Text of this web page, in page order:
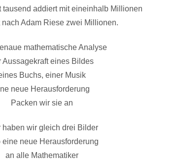
tausend addiert mit eineinhalb Millionen
nach Adam Riese zwei Millionen.
mathematische Analyse
Aussagekraft eines Bildes
Buchs, einer Musik
neue Herausforderung
Packen wir sie an
haben wir gleich drei Bilder
eine neue Herausforderung
an alle Mathematiker